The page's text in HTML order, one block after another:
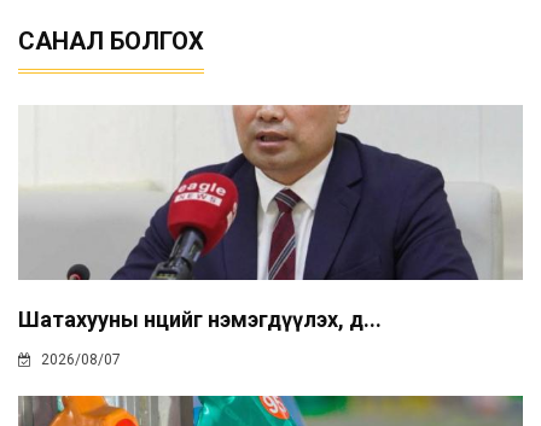
САНАЛ БОЛГОХ
Шатахууны нөөцийг нэмэгдүүлэх, д...
2026/08/07